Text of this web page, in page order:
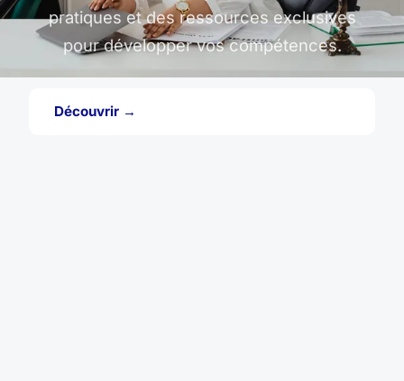
pratiques et des ressources exclusives
pour développer vos compétences.
Découvrir →